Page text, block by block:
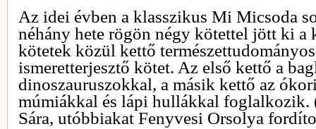
Az idei évben a klasszikus Mi Micsoda
néhány hete rögön négy kötettel jött ki a
kötetek közül kettő
ismeretterjesztő kötet. Az első kettő a
dinoszauruszokkal, a másik kettő az
múmiákkal és lápi hullákkal
Sára, utóbbiakat Fenyvesi Orsolya